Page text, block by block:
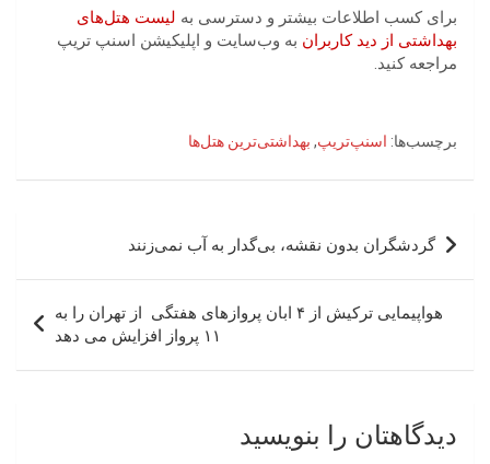
برای کسب اطلاعات بیشتر و دسترسی به لیست هتل‌های
بهداشتی از دید کاربران به وب‌سایت و اپلیکیشن اسنپ تریپ
مراجعه کنید.
برچسب‌ها: اسنپ‌تریپ, بهداشتی‌ترین هتل‌ها
راهبری
نوشته
گردشگران بدون نقشه، بی‌گدار به آب نمی‌زنند
هواپیمایی ترکیش از ۴ ابان پروازهای هفتگی از تهران را به
۱۱ پرواز افزایش می دهد
دیدگاهتان را بنویسید